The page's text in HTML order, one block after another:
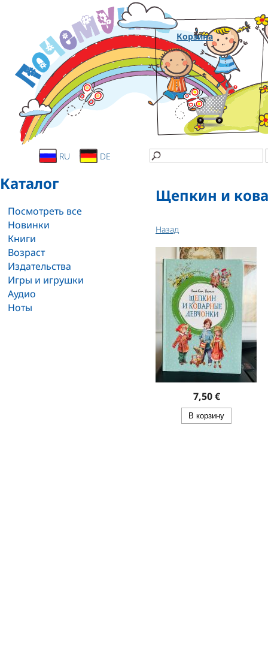
Корзина
RU DE
Каталог
Посмотреть все
Новинки
Книги
Возраст
Издательства
Игры и игрушки
Аудио
Ноты
Щепкин и
Назад
7,50 €